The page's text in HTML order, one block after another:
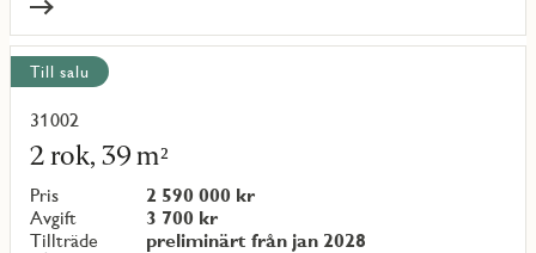
Till salu
31002
2 rok, 39 m²
Pris
2 590 000 kr
Avgift
3 700 kr
Tillträde
preliminärt från jan 2028
Läs
mer
om
objekt
{objectNumber}